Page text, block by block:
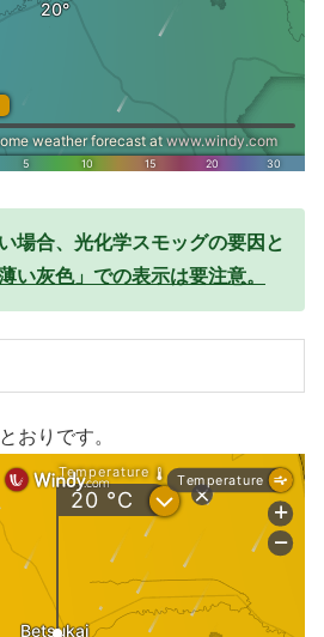
場合、光化学スモッグの要因と
薄い灰色」での表示は要注意。
おりです。